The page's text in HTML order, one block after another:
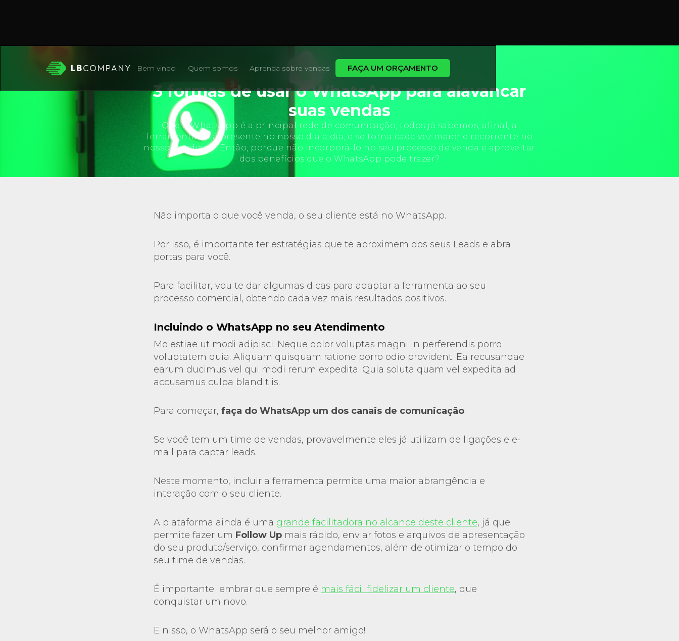
Bem vindo Quem somos Aprenda sobre vendas FAÇA UM ORÇAMENTO
23/11/2022
3 formas de usar o WhatsApp para alavancar
suas vendas
Que o WhatsApp é a principal rede de comunicação, todos já sabemos, afinal, a
ferramenta está presente no nosso dia a dia, e se torna cada vez maior e recorrente no
nosso cotidiano. Então, porque não incorporá-lo no seu processo de venda e aproveitar
dos benefícios que o WhatsApp pode trazer?
Não importa o que você venda, o seu cliente está no WhatsApp.
Por isso, é importante ter estratégias que te aproximem dos seus Leads e abra
portas para você.
Para facilitar, vou te dar algumas dicas para adaptar a ferramenta ao seu
processo comercial, obtendo cada vez mais resultados positivos.
Incluindo o WhatsApp no seu Atendimento
Molestiae ut modi adipisci. Neque dolor voluptas magni in perferendis porro
voluptatem quia. Aliquam quisquam ratione porro odio provident. Ea recusandae
earum ducimus vel qui modi rerum expedita. Quia soluta quam vel expedita ad
accusamus culpa blanditiis.
Para começar, faça do WhatsApp um dos canais de comunicação.
Se você tem um time de vendas, provavelmente eles já utilizam de ligações e e-
mail para captar leads.
Neste momento, incluir a ferramenta permite uma maior abrangência e
interação com o seu cliente.
A plataforma ainda é uma grande facilitadora no alcance deste cliente, já que
permite fazer um Follow Up mais rápido, enviar fotos e arquivos de apresentação
do seu produto/serviço, confirmar agendamentos, além de otimizar o tempo do
seu time de vendas.
É importante lembrar que sempre é mais fácil fidelizar um cliente, que
conquistar um novo.
E nisso, o WhatsApp será o seu melhor amigo!